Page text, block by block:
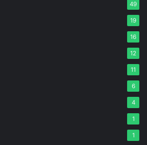
49
19
16
12
11
6
4
1
1